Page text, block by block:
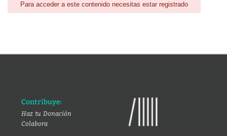
Para acceder a este contenido necesitas estar registrado
Contribuye:
Haz tu Donación
Colabora